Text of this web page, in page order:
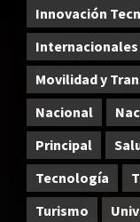
Innovación
Internacionales
Movilidad y
Nacional
Principal
Tecnología
Turismo